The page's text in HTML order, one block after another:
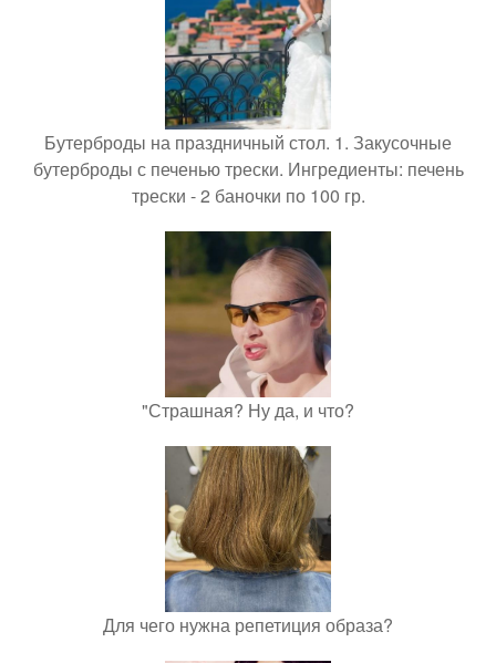
Бутерброды на праздничный стол. 1. Закусочные
бутерброды с печенью трески. Ингредиенты: печень
трески - 2 баночки по 100 гр.
"Страшная? Ну да, и что?
Для чего нужна репетиция образа?